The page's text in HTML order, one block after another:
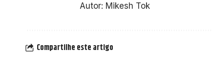
Autor: Mikesh Tok
Compartilhe este artigo